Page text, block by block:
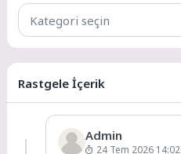
Rastgele İçerik
Admin
24 Tem 2026 14:02